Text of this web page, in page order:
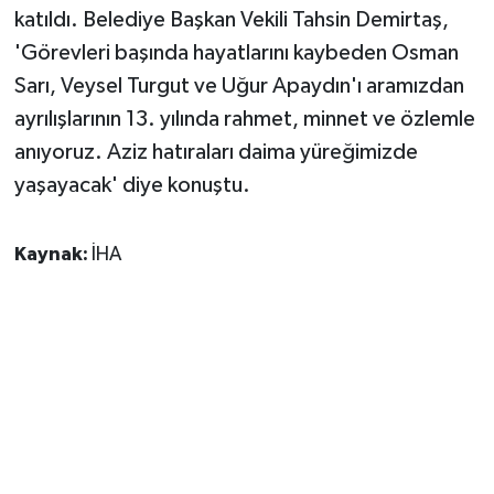
katıldı. Belediye Başkan Vekili Tahsin Demirtaş,
'Görevleri başında hayatlarını kaybeden Osman
Sarı, Veysel Turgut ve Uğur Apaydın'ı aramızdan
ayrılışlarının 13. yılında rahmet, minnet ve özlemle
anıyoruz. Aziz hatıraları daima yüreğimizde
yaşayacak' diye konuştu.
Kaynak: İHA